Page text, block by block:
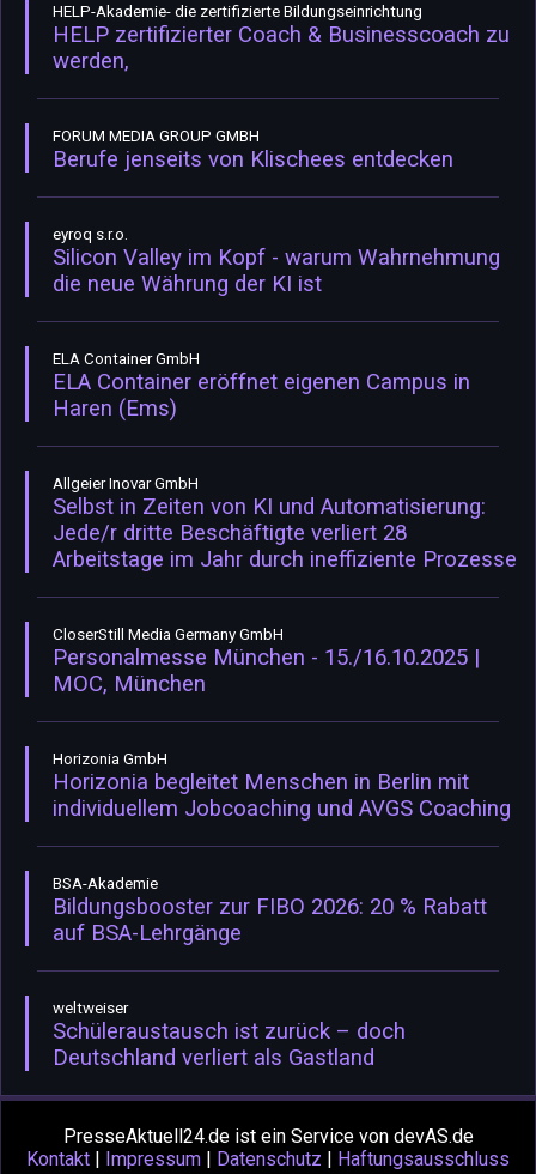
HELP-Akademie- die zertifizierte Bildungseinrichtung
HELP zertifizierter Coach & Businesscoach zu
werden,
FORUM MEDIA GROUP GMBH
Berufe jenseits von Klischees entdecken
eyroq s.r.o.
Silicon Valley im Kopf - warum Wahrnehmung
die neue Währung der KI ist
ELA Container GmbH
ELA Container eröffnet eigenen Campus in
Haren (Ems)
Allgeier Inovar GmbH
Selbst in Zeiten von KI und Automatisierung:
Jede/r dritte Beschäftigte verliert 28
Arbeitstage im Jahr durch ineffiziente Prozesse
CloserStill Media Germany GmbH
Personalmesse München - 15./16.10.2025 |
MOC, München
Horizonia GmbH
Horizonia begleitet Menschen in Berlin mit
individuellem Jobcoaching und AVGS Coaching
BSA-Akademie
Bildungsbooster zur FIBO 2026: 20 % Rabatt
auf BSA-Lehrgänge
weltweiser
Schüleraustausch ist zurück – doch
Deutschland verliert als Gastland
PresseAktuell24.de ist ein Service von devAS.de
Kontakt | Impressum | Datenschutz | Haftungsausschluss